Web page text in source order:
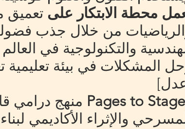
محطة الابتكار على تعميق
من خلال جذب
والتكنولوجية في
المشكلات في بيئة تعليمية
Pages to منهج درامي
والإثراء الأكاديمي